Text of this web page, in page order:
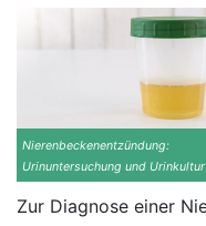
Nierenbeckenentzündung:
Urinuntersuchung und Urinkultur
Zur Diagnose einer